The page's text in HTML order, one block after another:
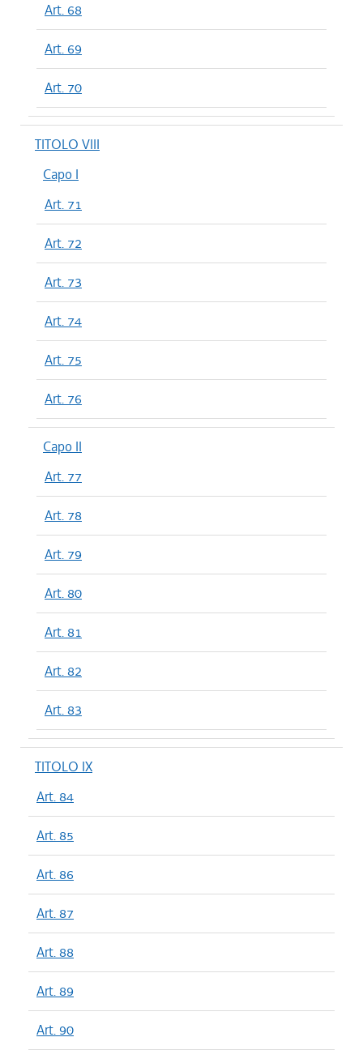
Art. 68
Art. 69
Art. 70
TITOLO VIII
Capo I
Art. 71
Art. 72
Art. 73
Art. 74
Art. 75
Art. 76
Capo II
Art. 77
Art. 78
Art. 79
Art. 80
Art. 81
Art. 82
Art. 83
TITOLO IX
Art. 84
Art. 85
Art. 86
Art. 87
Art. 88
Art. 89
Art. 90